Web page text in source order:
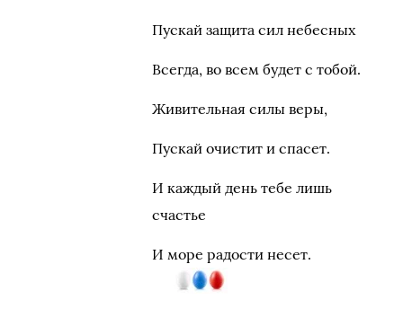
Пускай защита сил небесных
Всегда, во всем будет с тобой.
Живительная силы веры,
Пускай очистит и спасет.
И каждый день тебе лишь
счастье
И море радости несет.